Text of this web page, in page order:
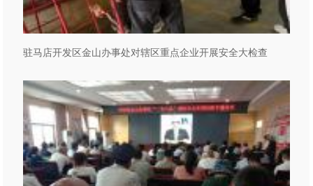
驻马店开发区金山办事处对辖区重点企业开展安全大检查